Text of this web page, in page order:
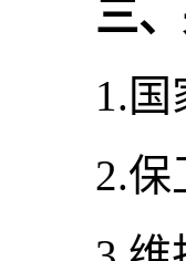
三、
1.国家
2.保卫